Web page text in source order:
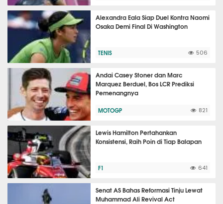
Alexandra Eala Siap Duel Kontra Naomi
Osaka Demi Final Di Washington
TENIS 506
Andai Casey Stoner dan Marc
Marquez Berduel, Bos LCR Prediksi
Pemenangnya
MOTOGP 821
Lewis Hamilton Pertahankan
Konsistensi, Raih Poin di Tiap Balapan
F1 641
Senat AS Bahas Reformasi Tinju Lewat
Muhammad Ali Revival Act